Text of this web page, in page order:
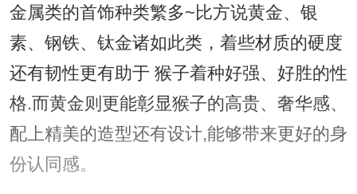
金属类的首饰种类繁多~比方说黄金、银
素、钢铁、钛金诸如此类，着些材质的硬度
还有韧性更有助于 猴子着种好强、好胜的性
格.而黄金则更能彰显猴子的高贵、奢华感、
配上精美的造型还有设计,能够带来更好的身
份认同感。